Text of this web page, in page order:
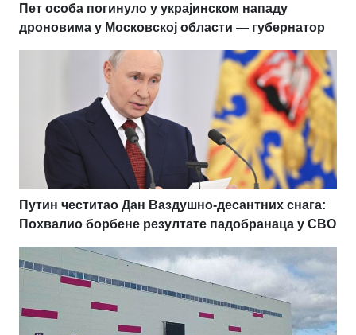
Пет особа погинуло у украјинском нападу
дроновима у Московској области — губернатор
Путин честитао Дан Ваздушно-десантних снага:
Похвалио борбене резултате падобранаца у СВО